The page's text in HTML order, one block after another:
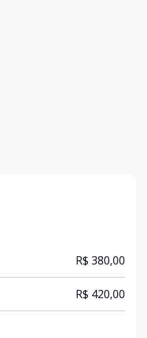
R$ 380,00
R$ 420,00